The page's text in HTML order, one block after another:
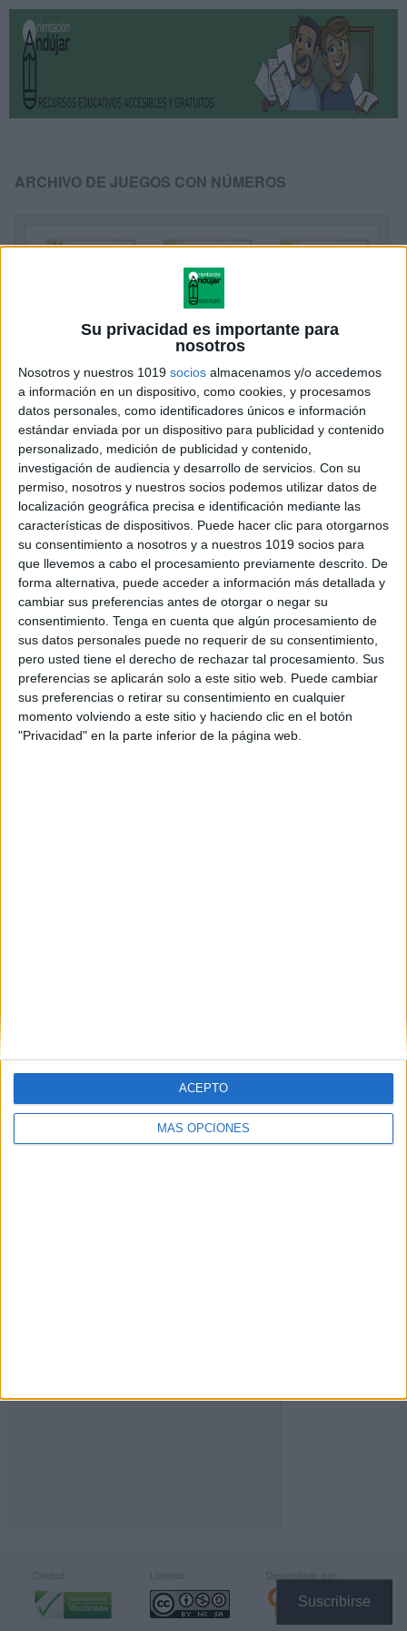
Su privacidad es importante para
nosotros
Nosotros y nuestros 1019 socios almacenamos y/o accedemos
a información en un dispositivo, como cookies, y procesamos
datos personales, como identificadores únicos e información
estándar enviada por un dispositivo para publicidad y contenido
personalizado, medición de publicidad y contenido,
investigación de audiencia y desarrollo de servicios. Con su
permiso, nosotros y nuestros socios podemos utilizar datos de
localización geográfica precisa e identificación mediante las
características de dispositivos. Puede hacer clic para otorgarnos
su consentimiento a nosotros y a nuestros 1019 socios para
que llevemos a cabo el procesamiento previamente descrito. De
forma alternativa, puede acceder a información más detallada y
cambiar sus preferencias antes de otorgar o negar su
consentimiento. Tenga en cuenta que algún procesamiento de
sus datos personales puede no requerir de su consentimiento,
pero usted tiene el derecho de rechazar tal procesamiento. Sus
preferencias se aplicarán solo a este sitio web. Puede cambiar
sus preferencias o retirar su consentimiento en cualquier
momento volviendo a este sitio y haciendo clic en el botón
"Privacidad" en la parte inferior de la página web.
MÁS OPCIONES
ACEPTO
Suscribirse
ARCHIVO DE JUEGOS CON NÚMEROS
Plantillas trabajo recta numerica hasta el
20 LILO y STICH
Publicado el 15 junio, 2025
Presentamos un material visual y motivador para
reforzar el concepto de numeración en los primeros
niveles de Primaria. Estas plantillas de recta numérica
con diseño de Lilo y Stitch permiten […]
SEGUIR LEYENDO
Buscar
SIGUE NUESTROS TABLEROS EN